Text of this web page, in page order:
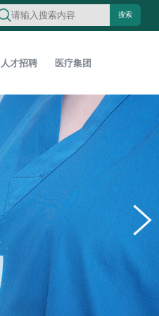
人才招聘 医疗集团
搜索